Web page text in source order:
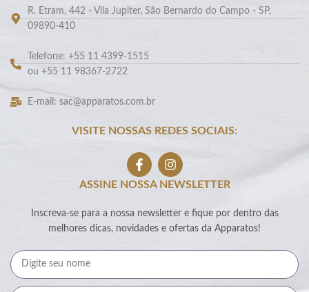
R. Etram, 442 - Vila Jupiter, São Bernardo do Campo - SP,
09890-410
Telefone: +55 11 4399-1515
ou +55 11 98367-2722
E-mail: sac@apparatos.com.br
VISITE NOSSAS REDES SOCIAIS:
ASSINE NOSSA NEWSLETTER
Inscreva-se para a nossa newsletter e fique por dentro das
melhores dicas, novidades e ofertas da Apparatos!